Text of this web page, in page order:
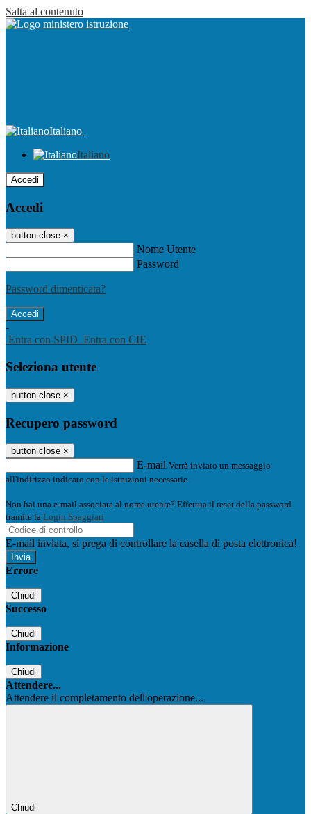
Salta al contenuto
Italiano
Italiano
Accedi
Accedi
button close ×
Nome Utente
Password
Password dimenticata?
-
Entra con SPID Entra con CIE
Seleziona utente
button close ×
Recupero password
button close ×
E-mail Verrà inviato un messaggio
all'indirizzo indicato con le istruzioni necessarie.
Non hai una e-mail associata al nome utente? Effettua il reset della password
tramite la Login Spaggiari
E-mail inviata, si prega di controllare la casella di posta elettronica!
Errore
Chiudi
Successo
Chiudi
Informazione
Chiudi
Attendere...
Attendere il completamento dell'operazione...
Chiudi